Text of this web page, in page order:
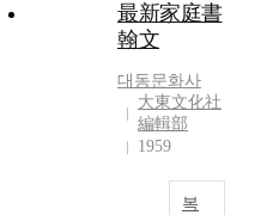
最新家庭書
翰文
대동문화사
大東文化社
編輯部
1959
복